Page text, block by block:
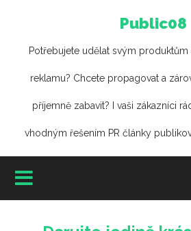
Public08
Potřebujete udělat svým
reklamu? Chcete propagovat a
příjemně zabavit? I vaši zákazníci
vhodným řešením PR články